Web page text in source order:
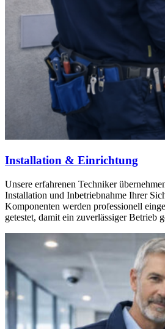
Installation & Einrichtung
Unsere erfahrenen Techniker
Installation und Inbetriebnahme Ihrer
Komponenten werden professionell
getestet, damit ein zuverlässiger Betrieb